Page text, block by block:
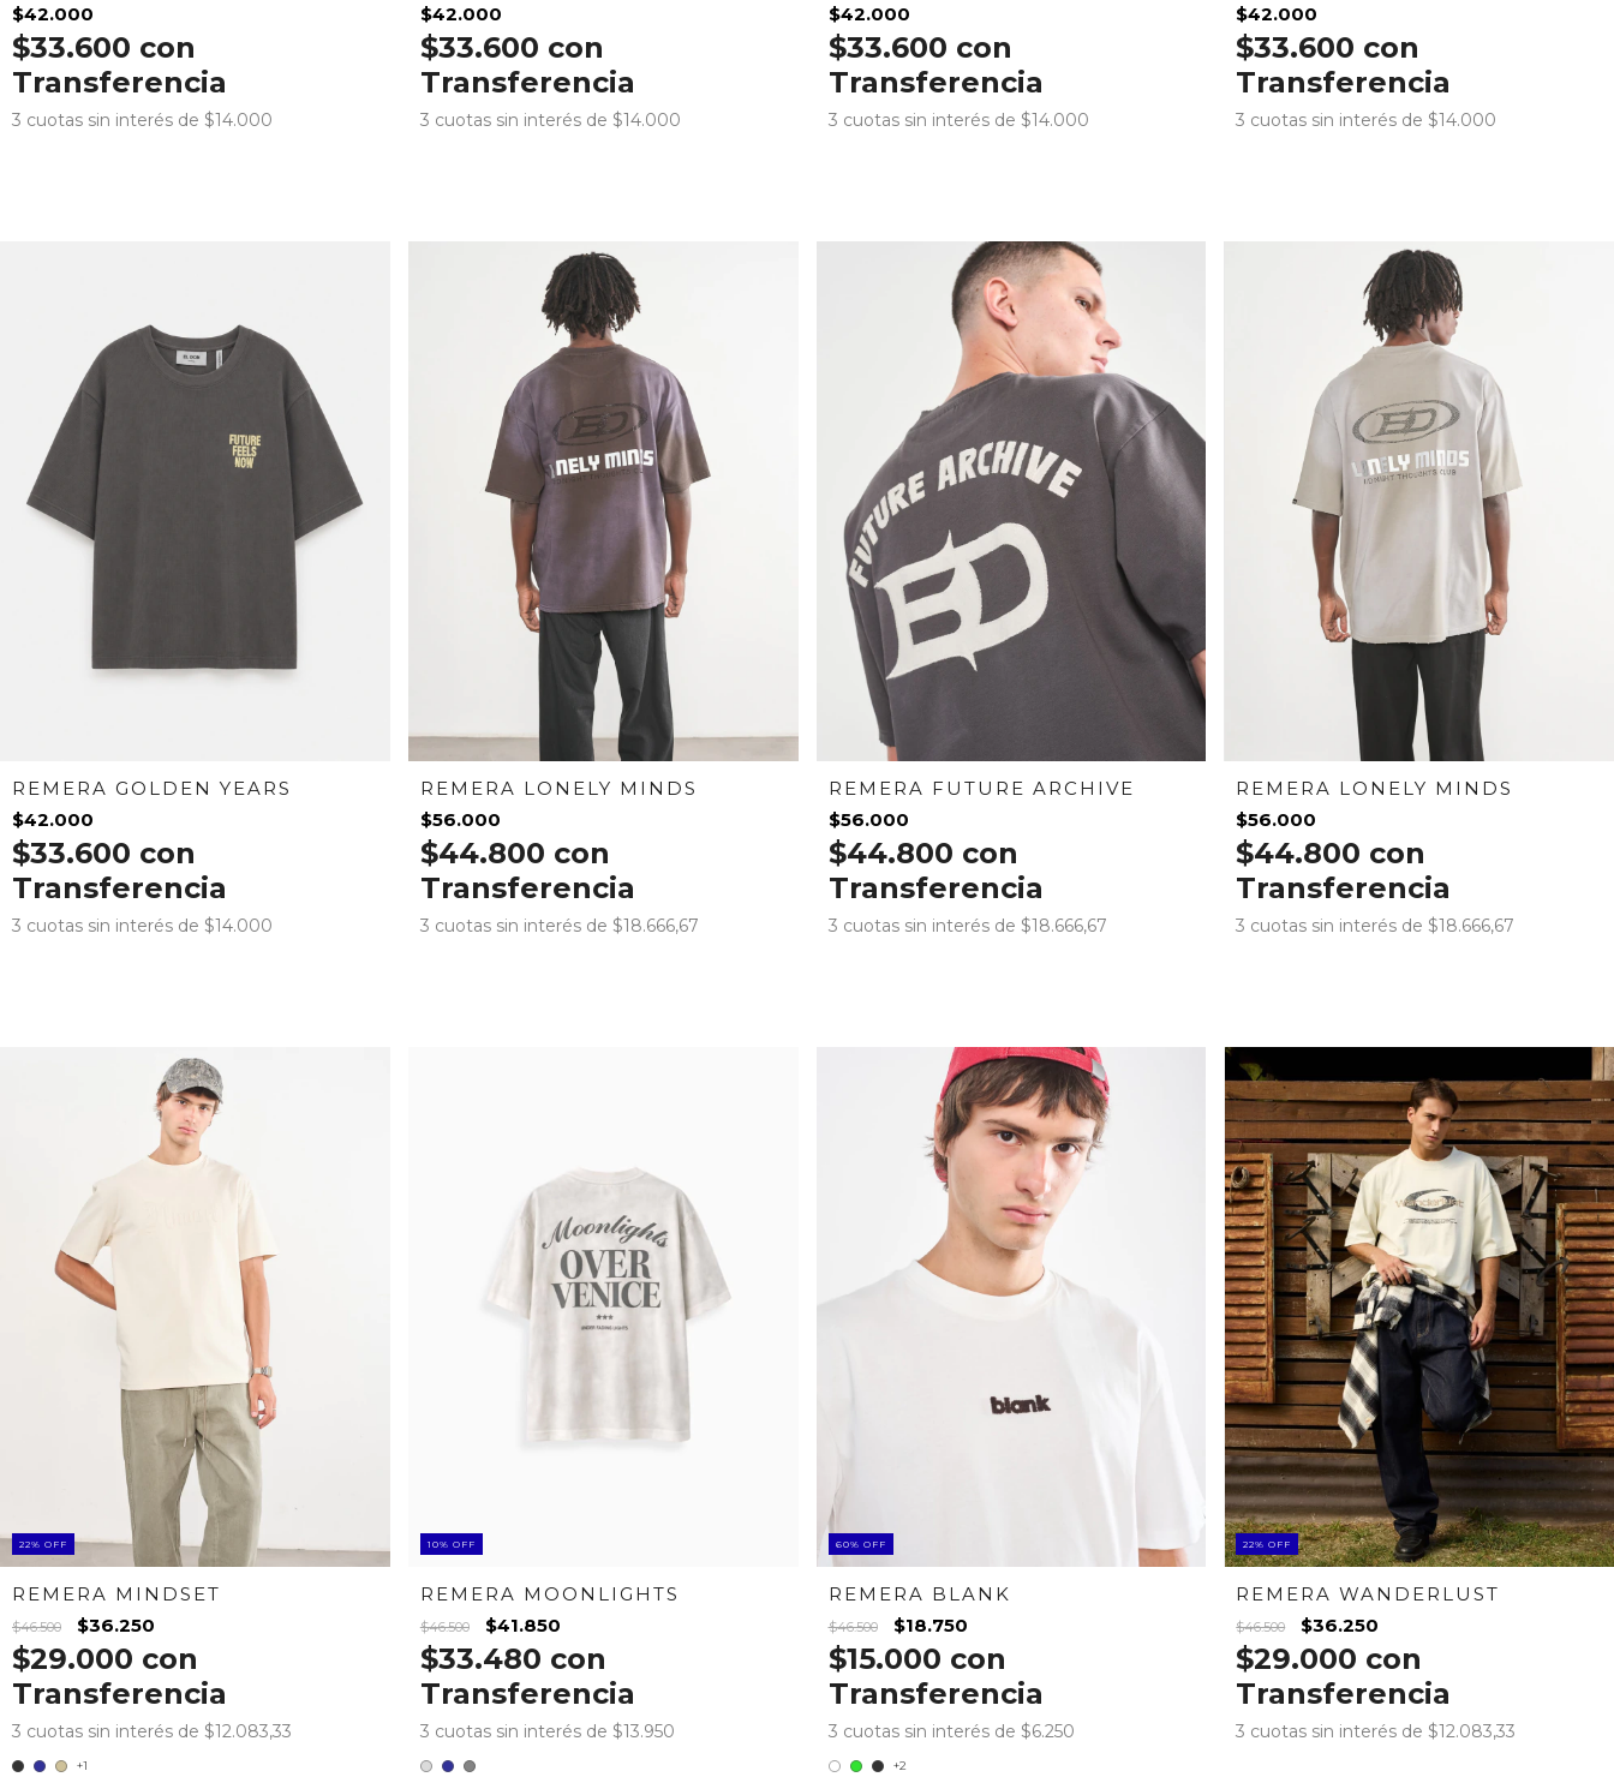
$42.000
$33.600 con
Transferencia
3 cuotas sin interés de $14.000
$42.000
$33.600 con
Transferencia
3 cuotas sin interés de $14.000
$42.000
$33.600 con
Transferencia
3 cuotas sin interés de $14.000
$42.000
$33.600 con
Transferencia
3 cuotas sin interés de $14.000
REMERA GOLDEN YEARS
$42.000
$33.600 con
Transferencia
3 cuotas sin interés de $14.000
REMERA LONELY MINDS
$56.000
$44.800 con
Transferencia
3 cuotas sin interés de $18.666,67
REMERA FUTURE ARCHIVE
$56.000
$44.800 con
Transferencia
3 cuotas sin interés de $18.666,67
REMERA LONELY MINDS
$56.000
$44.800 con
Transferencia
3 cuotas sin interés de $18.666,67
22% OFF
REMERA MINDSET
$46.500 $36.250
$29.000 con
Transferencia
+1
3 cuotas sin interés de $12.083,33
10% OFF
REMERA MOONLIGHTS
$46.500 $41.850
$33.480 con
Transferencia
3 cuotas sin interés de $13.950
60% OFF
REMERA BLANK
$46.500 $18.750
$15.000 con
Transferencia
+2
3 cuotas sin interés de $6.250
22%OFF
REMERA WANDERLUST
$46.500 $36.250
$29.000 con
Transferencia
3 cuotas sin interés de $12.083,33